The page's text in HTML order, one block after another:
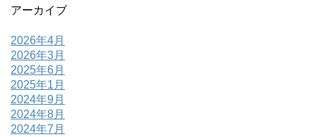
アーカイブ
2026年4月
2026年3月
2025年6月
2025年1月
2024年9月
2024年8月
2024年7月